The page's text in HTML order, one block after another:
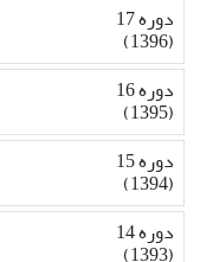
دوره 17
(1396)
دوره 16
(1395)
دوره 15
(1394)
دوره 14